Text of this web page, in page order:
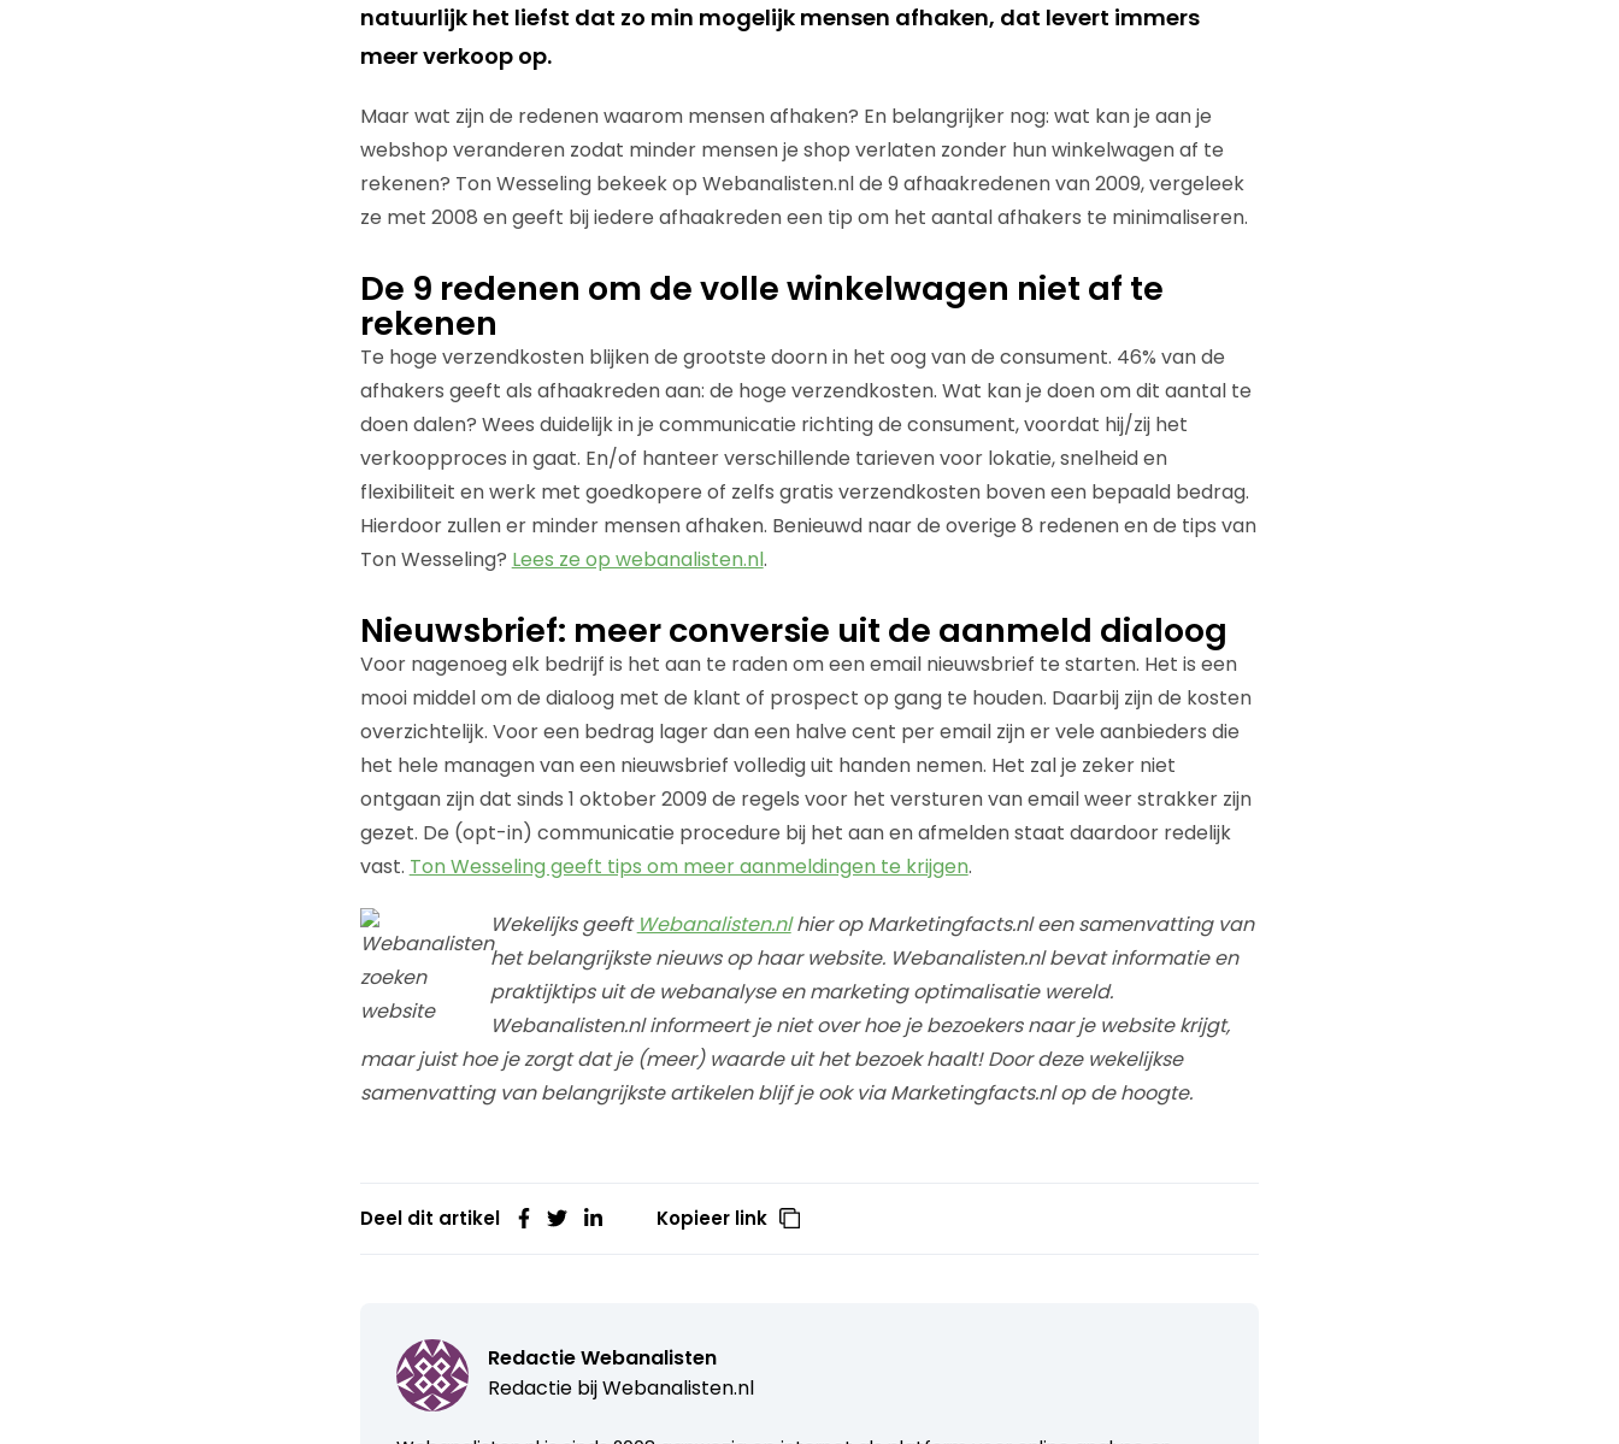
natuurlijk het liefst dat zo min mogelijk mensen afhaken, dat levert immers
meer verkoop op.
Maar wat zijn de redenen waarom mensen afhaken? En belangrijker nog: wat kan je aan je
webshop veranderen zodat minder mensen je shop verlaten zonder hun winkelwagen af te
rekenen? Ton Wesseling bekeek op Webanalisten.nl de 9 afhaakredenen van 2009, vergeleek
ze met 2008 en geeft bij iedere afhaakreden een tip om het aantal afhakers te minimaliseren.
De 9 redenen om de volle winkelwagen niet af te
rekenen
Te hoge verzendkosten blijken de grootste doorn in het oog van de consument. 46% van de
afhakers geeft als afhaakreden aan: de hoge verzendkosten. Wat kan je doen om dit aantal te
doen dalen? Wees duidelijk in je communicatie richting de consument, voordat hij/zij het
verkoopproces in gaat. En/of hanteer verschillende tarieven voor lokatie, snelheid en
flexibiliteit en werk met goedkopere of zelfs gratis verzendkosten boven een bepaald bedrag.
Hierdoor zullen er minder mensen afhaken. Benieuwd naar de overige 8 redenen en de tips van
Ton Wesseling? Lees ze op webanalisten.nl.
Nieuwsbrief: meer conversie uit de aanmeld dialoog
Voor nagenoeg elk bedrijf is het aan te raden om een email nieuwsbrief te starten. Het is een
mooi middel om de dialoog met de klant of prospect op gang te houden. Daarbij zijn de kosten
overzichtelijk. Voor een bedrag lager dan een halve cent per email zijn er vele aanbieders die
het hele managen van een nieuwsbrief volledig uit handen nemen. Het zal je zeker niet
ontgaan zijn dat sinds 1 oktober 2009 de regels voor het versturen van email weer strakker zijn
gezet. De (opt-in) communicatie procedure bij het aan en afmelden staat daardoor redelijk
vast. Ton Wesseling geeft tips om meer aanmeldingen te krijgen.
Wekelijks geeft Webanalisten.nlhier op Marketingfacts.nl een samenvatting van
het belangrijkste nieuws op haar website. Webanalisten.nl bevat informatie en
praktijktips uit de webanalyse en marketing optimalisatie wereld.
Webanalisten.nl informeert je niet over hoe je bezoekers naar je website krijgt,
maar juist hoe je zorgt dat je (meer) waarde uit het bezoek haalt! Door deze wekelijkse
samenvatting van belangrijkste artikelen blijf je ook via Marketingfacts.nl op de hoogte.
Deel dit artikel Kopieer link
Redactie Webanalisten
Redactie bijWebanalisten.nl